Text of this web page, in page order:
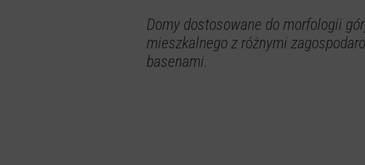
Domy dostosowane do morfologii
mieszkalnego z różnymi
basenami.